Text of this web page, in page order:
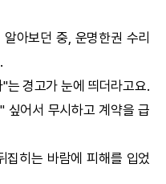
아보던 중, 운명한권 수리
는 경고가 눈에 띄더라고요.
싶어서 무시하고 계약을 급
집히는 바람에 피해를 입었